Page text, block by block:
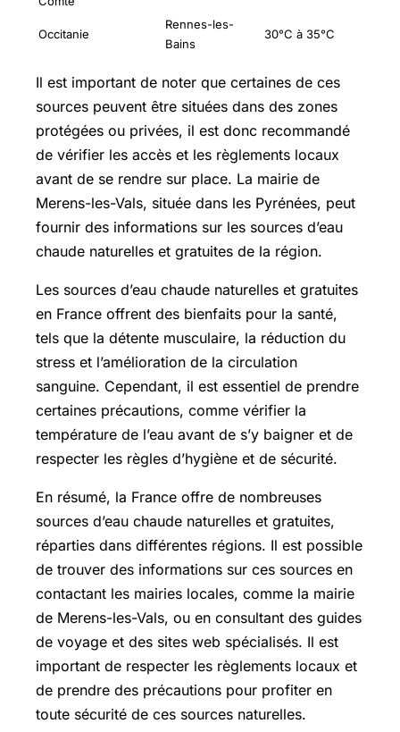
Occitanie
Rennes-les-
Bains
30°C à 35°C
Il est important de noter que certaines de ces
sources peuvent être situées dans des zones
protégées ou privées, il est donc recommandé
de vérifier les accès et les règlements locaux
avant de se rendre sur place. La mairie de
Merens-les-Vals, située dans les Pyrénées, peut
fournir des informations sur les sources d’eau
chaude naturelles et gratuites de la région.
Les sources d’eau chaude naturelles et gratuites
en France offrent des bienfaits pour la santé,
tels que la détente musculaire, la réduction du
stress et l’amélioration de la circulation
sanguine. Cependant, il est essentiel de prendre
certaines précautions, comme vérifier la
température de l’eau avant de s’y baigner et de
respecter les règles d’hygiène et de sécurité.
En résumé, la France offre de nombreuses
sources d’eau chaude naturelles et gratuites,
réparties dans différentes régions. Il est possible
de trouver des informations sur ces sources en
contactant les mairies locales, comme la mairie
de Merens-les-Vals, ou en consultant des guides
de voyage et des sites web spécialisés. Il est
important de respecter les règlements locaux et
de prendre des précautions pour profiter en
toute sécurité de ces sources naturelles.